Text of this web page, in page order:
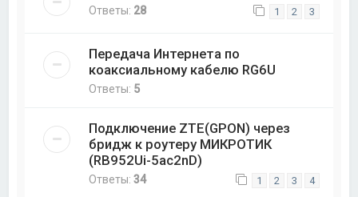
Ответы: 28 1 2 3
Передача Интернета по
коаксиальному кабелю RG6U
Ответы: 5
Подключение ZTE(GPON) через
бридж к роутеру МИКРОТИК
(RB952Ui-5ac2nD)
Ответы:34 1 2 3 4